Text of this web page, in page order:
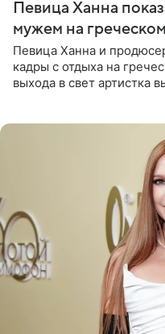
Певица Ханна
мужем на
Певица Ханна и
кадры с отдыха на
выхода в свет артистка